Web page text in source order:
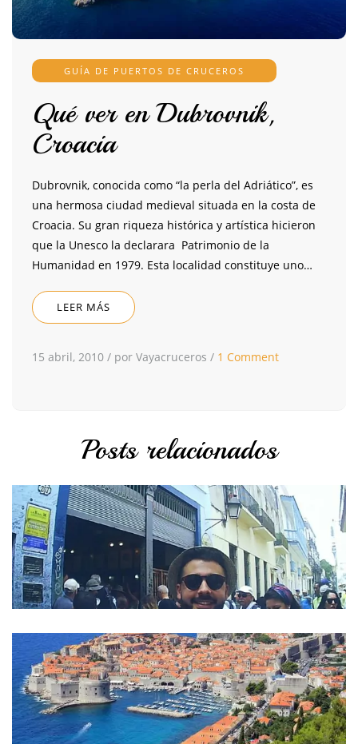
GUÍA DE PUERTOS DE CRUCEROS
Qué ver en Dubrovnik,
Croacia
Dubrovnik, conocida como “la perla del Adriático”, es
una hermosa ciudad medieval situada en la costa de
Croacia. Su gran riqueza histórica y artística hicieron
que la Unesco la declarara Patrimonio de la
Humanidad en 1979. Esta localidad constituye uno…
LEER MÁS
15 abril, 2010 / por Vayacruceros / 1 Comment
Posts relacionados